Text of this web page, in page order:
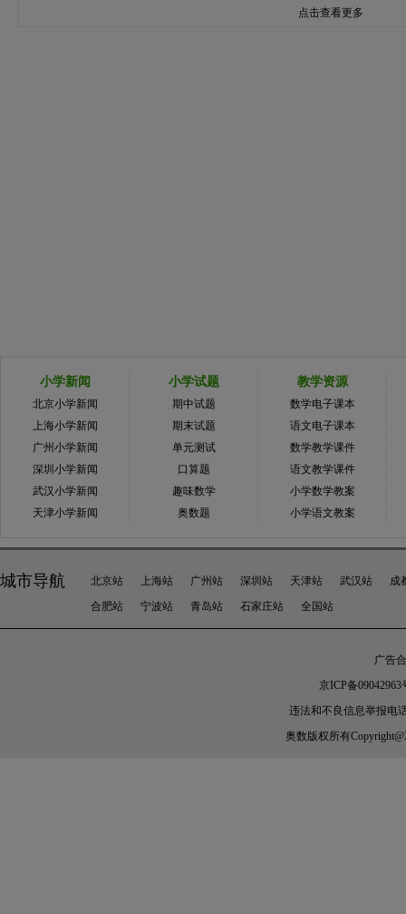
点击查看更多
小学新闻
北京小学新闻
上海小学新闻
广州小学新闻
深圳小学新闻
武汉小学新闻
天津小学新闻
小学试题
期中试题
期末试题
单元测试
口算题
趣味数学
奥数题
教学资源
数学电子课本
语文电子课本
数学教学课件
语文教学课件
小学数学教案
小学语文教案
城市导航 北京站 上海站 广州站 深圳站 天津站 武汉站
成
合肥站
宁波站 青岛站 石家庄站 全国站
广告
京ICP备09042963
违法和不良信息举报电
奥数 版权所有